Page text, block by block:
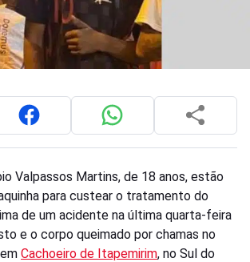
Valpassos Martins, de 18 anos, estão
para custear o tratamento do
de um acidente na última quarta-feira
e o corpo queimado por chamas no
Cachoeiro de Itapemirim, no Sul do